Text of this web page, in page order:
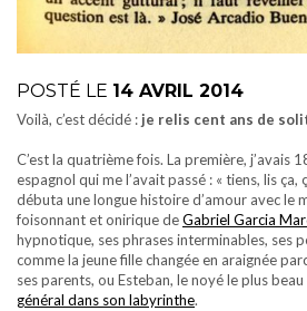
POSTÉ LE 14 AVRIL 2014
Voilà, c’est décidé : je relis cent ans de
C’est la quatrième fois. La première, j’avais
espagnol qui me l’avait passé : « tiens, lis ça,
débuta une longue histoire d’amour avec le
foisonnant et onirique deGabriel Garcia
hypnotique, ses phrases interminables, ses
comme la jeune fille changée en araignée
ses parents, ou Esteban, le noyé le plus
général dans son labyrinthe.